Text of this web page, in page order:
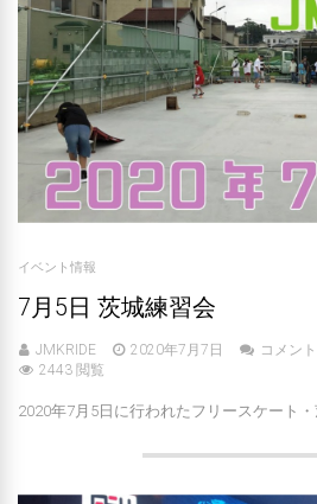
イベント情報
7月5日 茨城練習会
JMKRIDE 2020年7月7日
コメン
2443 閲覧
2020年7月5日に行われたフリースケート